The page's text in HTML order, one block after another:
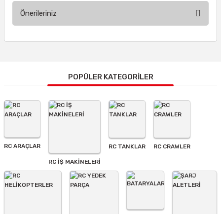
Önerileriniz
Görüş ve önerileriniz için teşekkür ederiz.
Ürün resmi kalitesiz, bozuk veya görüntülenemiyor.
Ürün açıklamasında eksik bilgiler bulunuyor.
Ürün fiyatı diğer sitelerden daha pahalı.
Bu ürüne benzer farklı alternatifler olmalı.
POPÜLER KATEGORİLER
RC ARAÇLAR
RC İŞ MAKİNELERİ
RC TANKLAR RC CRAWLER